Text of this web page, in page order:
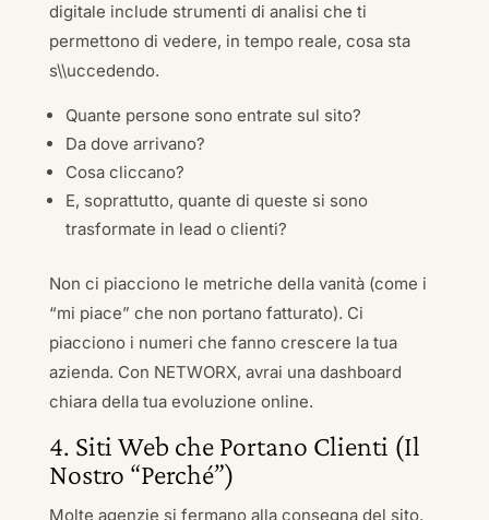
digitale include strumenti di analisi che ti
permettono di vedere, in tempo reale, cosa sta
s\\uccedendo.
Quante persone sono entrate sul sito?
Da dove arrivano?
Cosa cliccano?
E, soprattutto, quante di queste si sono
trasformate in lead o clienti?
Non ci piacciono le metriche della vanità (come i
“mi piace” che non portano fatturato). Ci
piacciono i numeri che fanno crescere la tua
azienda. Con NETWORX, avrai una dashboard
chiara della tua evoluzione online.
4. Siti Web che Portano Clienti (Il
Nostro “Perché”)
Molte agenzie si fermano alla consegna del sito.